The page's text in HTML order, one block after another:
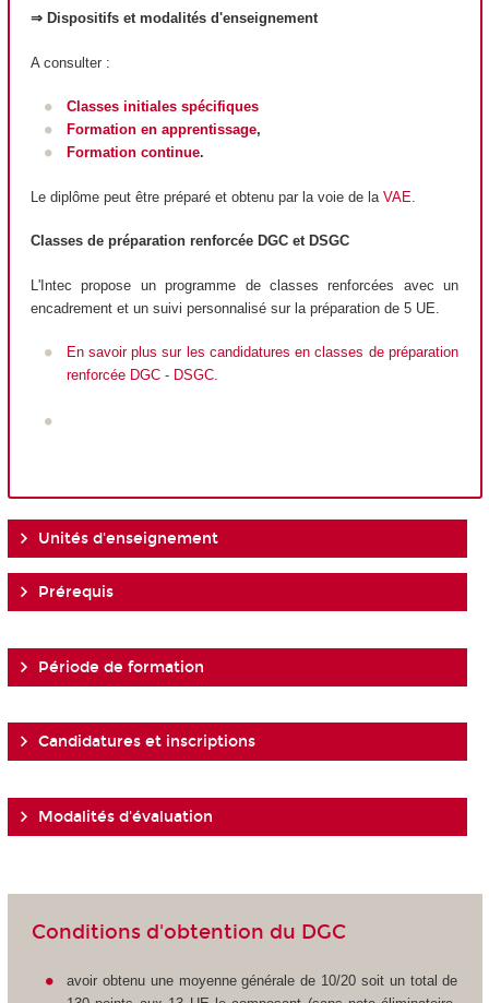
⇒ Dispositifs et modalités d'enseignement
A consulter :
Classes initiales spécifiques
Formation en apprentissage,
Formation continue.
Le diplôme peut être préparé et obtenu par la voie de la VAE
Classes de préparation renforcée DGC et DSGC
L'Intec propose un programme de classes renforcées avec un
encadrement et un suivi personnalisé sur la préparation de 5 UE.
En savoir plus sur les candidatures en classes de préparation
renforcée DGC - DSGC.
Unités d'enseignement
Prérequis
Période de formation
Candidatures et inscriptions
Modalités d'évaluation
Conditions d'obtention du DGC
avoir obtenu une moyenne générale de 10/20 soit un total de